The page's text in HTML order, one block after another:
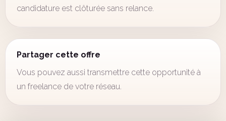
candidature est clôturée sans relance.
Partager cette offre
Vous pouvez aussi transmettre cette opportunité à
un freelance de votre réseau.